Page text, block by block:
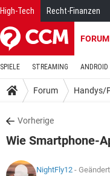
High-Tech Recht-Finanzen
FORUM
SPIELE STREAMING ANDROID
Forum Handys/
Vorherige
Wie Smartphone-
NightFly12 -